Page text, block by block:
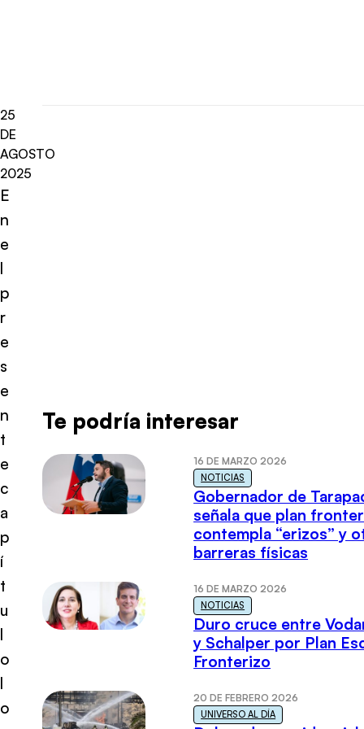
25
DE
AGOSTO
2025
E
n
e
l
p
r
e
s
e
n
t
e
c
a
p
í
t
u
l
o
l
o
Te podría interesar
16 DE MARZO 2026
NOTICIAS
Gobernador de
señala que plan
contempla “erizos” y
barreras físicas
16 DE MARZO 2026
NOTICIAS
Duro cruce entre
y Schalper por Plan
Fronterizo
20 DE FEBRERO 2026
UNIVERSO AL DÍA